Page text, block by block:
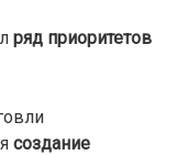
ряд приоритетов
создание